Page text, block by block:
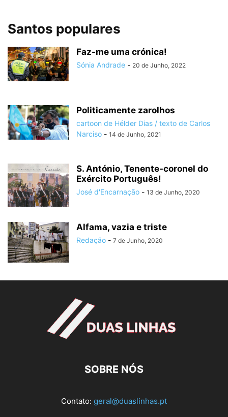
Santos populares
Faz-me uma crónica!
Sónia Andrade - 20 de Junho, 2022
Politicamente zarolhos
cartoon de Hélder Dias / texto de Carlos
Narciso - 14 de Junho, 2021
S. António, Tenente-coronel do
Exército Português!
José d'Encarnação - 13 de Junho, 2020
Alfama, vazia e triste
Redação - 7 de Junho, 2020
SOBRE NÓS
Contato: geral@duaslinhas.pt